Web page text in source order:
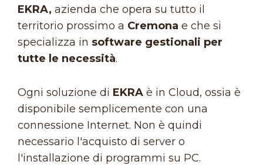
EKRA, azienda che opera su tutto il
territorio prossimo a Cremona e che si
specializza in software gestionali per
tutte le necessità.
Ogni soluzione di EKRA è in Cloud, ossia è
disponibile semplicemente con una
connessione Internet. Non è quindi
necessario l'acquisto di server o
l'installazione di programmi su PC.